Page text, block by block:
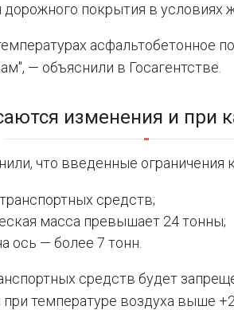
дорожного покрытия в условиях
асфальтобетонное
— объяснили в Госагентстве.
изменения и при
что введенные ограничения
средств;
масса превышает 24 тонны;
ось — более 7 тонн.
средств будет
температуре воздуха выше